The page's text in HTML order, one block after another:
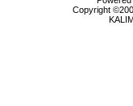
Copyright